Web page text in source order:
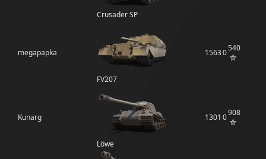
Crusader SP
megapapka
FV207
15630540
Kunarg
Löwe
1301 0908